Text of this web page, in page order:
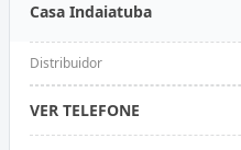
Casa Indaiatuba
Distribuidor
VER TELEFONE